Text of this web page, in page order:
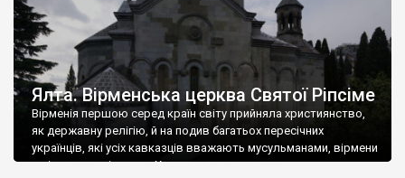
Ялта. Вірменська церква Святої Ріпсіме
Вірменія першою серед країн світу прийняла християнство,
як державну релігію, й на подив багатьох пересічних
українців, які усіх кавказців вважають мусульманами, вірмени
є відданими вірянами Христа